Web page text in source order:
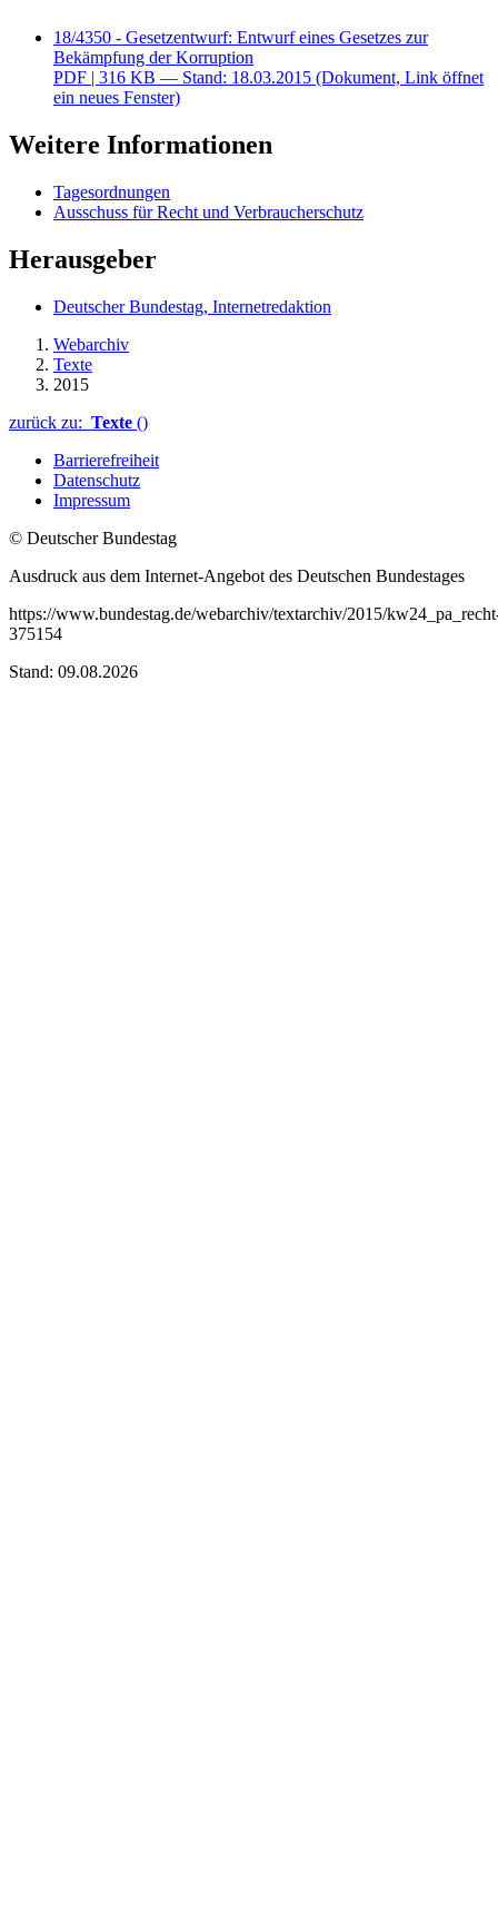
18/4350 - Gesetzentwurf: Entwurf eines Gesetzes zur
Bekämpfung der Korruption
PDF | 316 KB — Stand: 18.03.2015 (Dokument, Link öffnet
ein neues Fenster)
Weitere Informationen
Tagesordnungen
Ausschuss für Recht und Verbraucherschutz
Herausgeber
Deutscher Bundestag, Internetredaktion
Webarchiv
Texte
2015
zurück zu: Texte ()
Barrierefreiheit
Datenschutz
Impressum
© Deutscher Bundestag
Ausdruck aus dem Internet-Angebot des Deutschen Bundestages
https://www.bundestag.de/webarchiv/textarchiv/2015/
375154
Stand: 09.08.2026